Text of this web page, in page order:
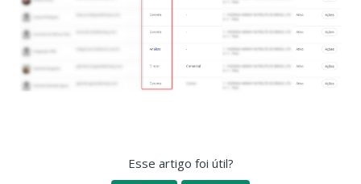
Esse artigo foi útil?